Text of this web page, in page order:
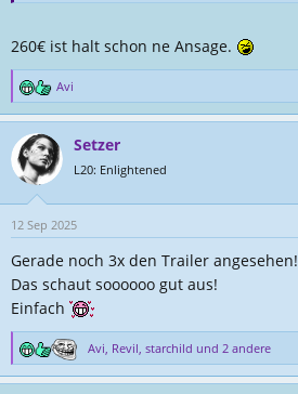
260€ ist halt schon ne Ansage.
R
e
k
t
i
o
n
e
n
:
Avi
Setzer
L20: Enlightened
12 Sep 2025
Gerade noch 3x den Trailer angesehen!
Das schaut soooooo gut aus!
Einfach
R
e
Avi Revil starchild und 2 andere